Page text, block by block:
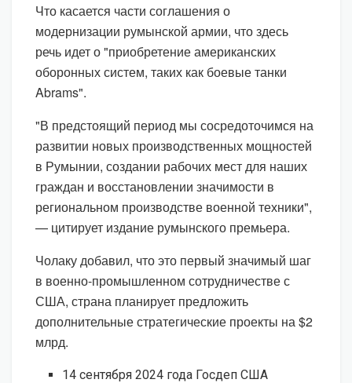
Что касается части соглашения о
модернизации румынской армии, что здесь
речь идет о "приобретение американских
оборонных систем, таких как боевые танки
Abrams".
"В предстоящий период мы сосредоточимся на
развитии новых производственных мощностей
в Румынии, создании рабочих мест для наших
граждан и восстановлении значимости в
региональном производстве военной техники",
— цитирует издание румынского премьера.
Чолаку добавил, что это первый значимый шаг
в военно-промышленном сотрудничестве с
США, страна планирует предложить
дополнительные стратегические проекты на $2
млрд.
14 сентября 2024 года Госдеп США